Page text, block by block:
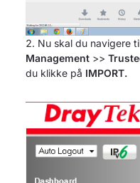
Nu skal du navigere
Management >>
du klikke på IMPORT.